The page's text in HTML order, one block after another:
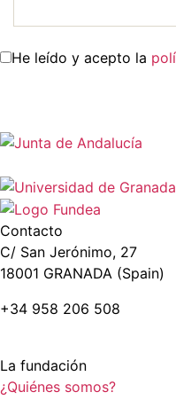
He leído y acepto la
Contacto
C/ San Jerónimo, 27
18001 GRANADA (Spain)
+34 958 206 508
La fundación
¿Quiénes somos?